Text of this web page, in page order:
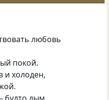
любовь
покой.
и холоден,